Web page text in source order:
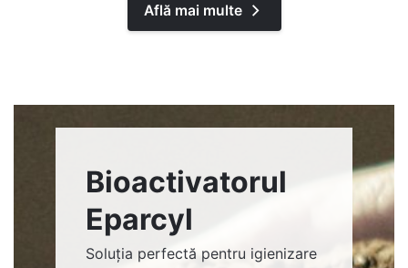
Află mai multe
Bioactivatorul
Eparcyl
Soluția perfectă pentru igienizare